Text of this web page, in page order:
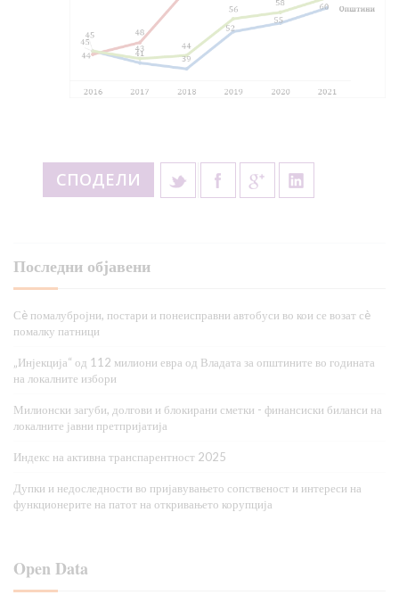
СПОДЕЛИ
Последни објавени
Сè помалубројни, постари и понеисправни автобуси во кои се возат сè
помалку патници
„Инјекција“ од 112 милиони евра од Владата за општините во годината
на локалните избори
Милионски загуби, долгови и блокирани сметки - финансиски биланси на
локалните јавни претпријатија
Индекс на активна транспарентност 2025
Дупки и недоследности во пријавувањето сопственост и интереси на
функционерите на патот на откривањето корупција
Open Data